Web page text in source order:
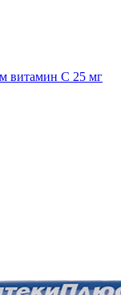
витамин С 25 мг